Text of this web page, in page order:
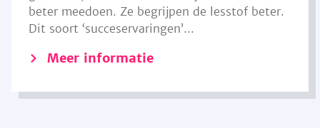
beter meedoen. Ze begrijpen de lesstof beter.
Dit soort ‘succeservaringen’...
Meer informatie